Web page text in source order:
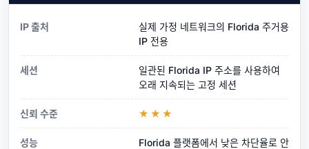
IP 출처
실제 가정 네트워크의 Florida 주거용
IP 전용
세션
일관된 Florida IP 주소를 사용하여
오래 지속되는 고정 세션
신뢰 수준 ★★★
성능
Florida 플랫폼에서 낮은 차단율로 안